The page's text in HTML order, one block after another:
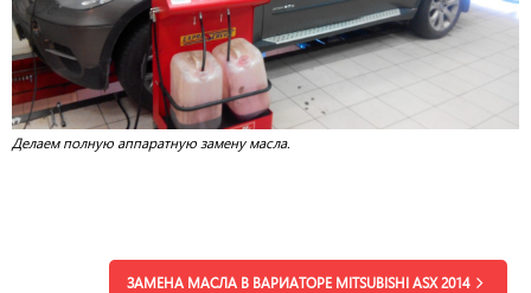
Делаем полную аппаратную замену масла.
ЗАМЕНА МАСЛА В ВАРИАТОРЕ MITSUBISHI ASX 2014